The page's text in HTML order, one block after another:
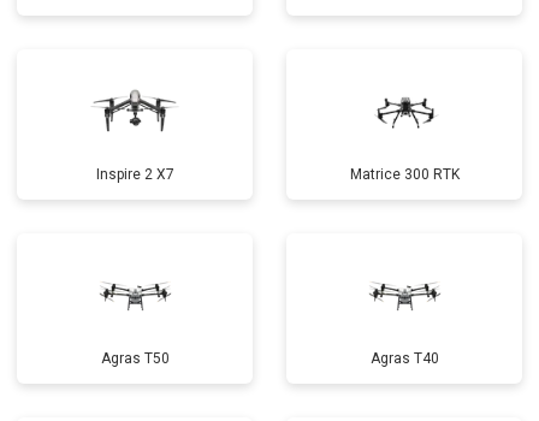
Inspire 2 X7 Matrice 300 RTK
Agras T50 Agras T40